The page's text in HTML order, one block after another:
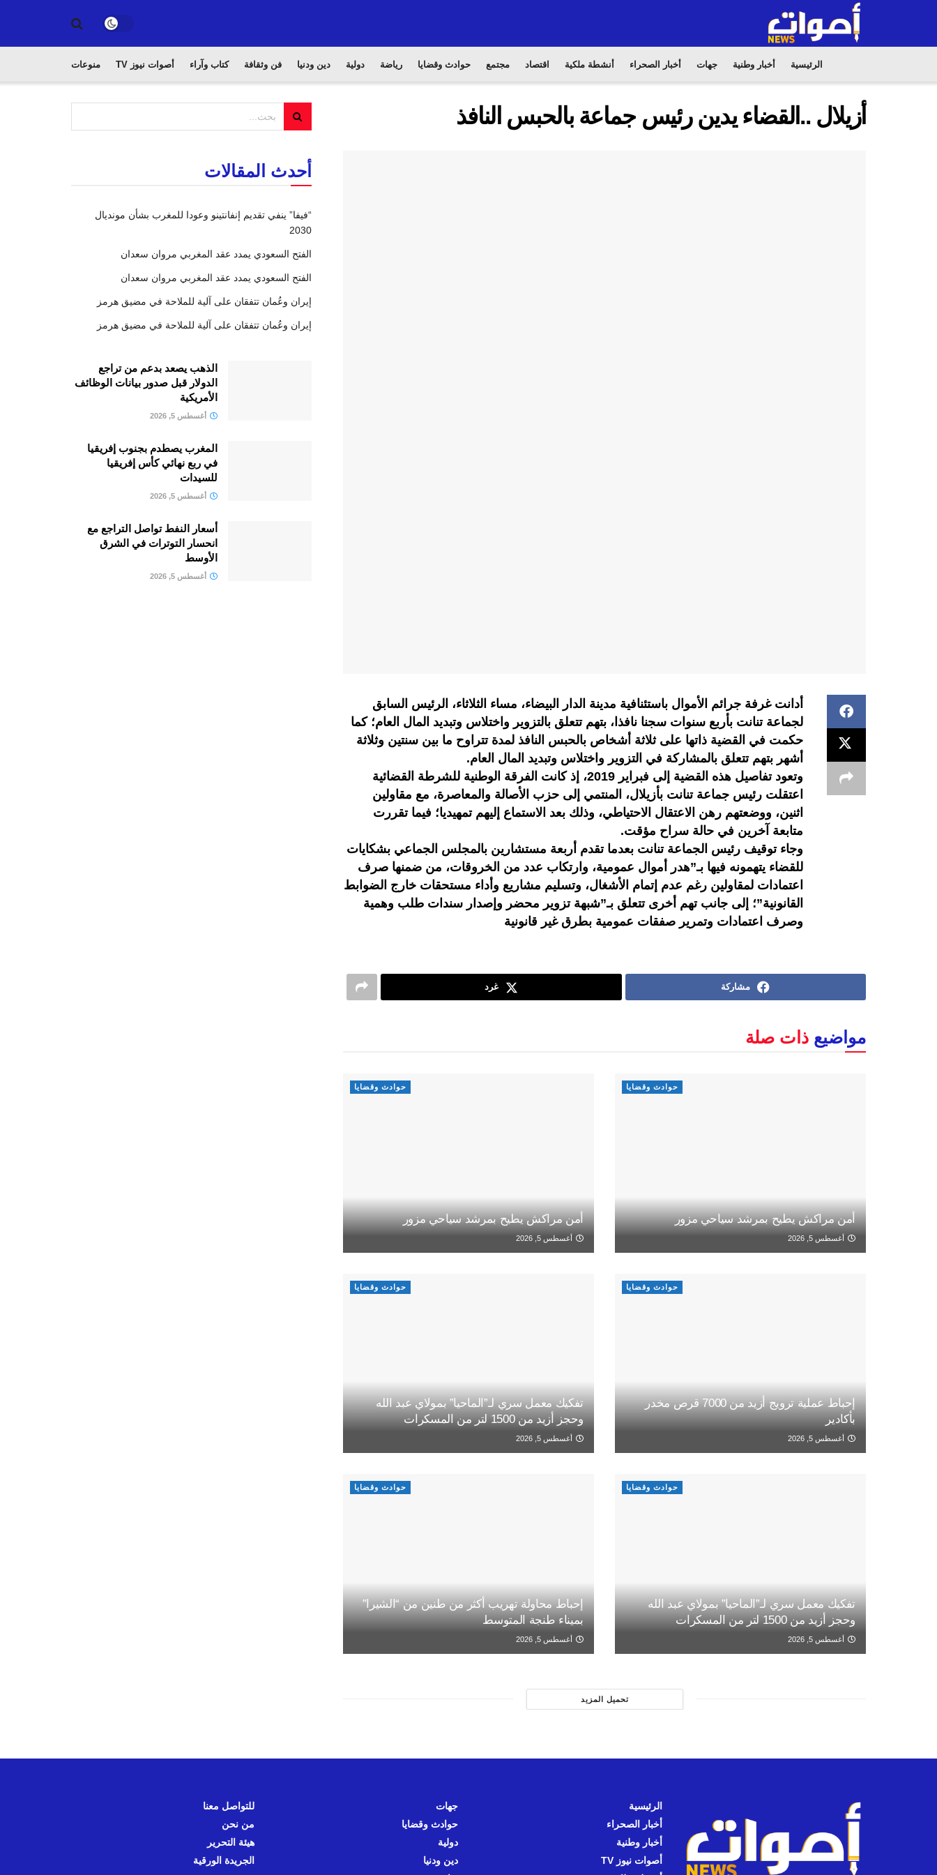
الرئيسية أخبار وطنية جهات أخبار الصحراء أنشطة ملكية اقتصاد مجتمع حوادث وقضايا رياضة دولية دين ودنيا فن وثقافة كتاب وآراء أصوات نيوز TV منوعات
أزيلال ..القضاء يدين رئيس جماعة بالحبس النافذ
أدانت غرفة جرائم الأموال باستئنافية مدينة الدار البيضاء، مساء الثلاثاء، الرئيس السابق
لجماعة تنانت بأربع سنوات سجنا نافذا، بتهم تتعلق بالتزوير واختلاس وتبديد المال العام؛ كما
حكمت في القضية ذاتها على ثلاثة أشخاص بالحبس النافذ لمدة تتراوح ما بين سنتين وثلاثة
أشهر بتهم تتعلق بالمشاركة في التزوير واختلاس وتبديد المال العام.
وتعود تفاصيل هذه القضية إلى فبراير 2019، إذ كانت الفرقة الوطنية للشرطة القضائية
اعتقلت رئيس جماعة تنانت بأزيلال، المنتمي إلى حزب الأصالة والمعاصرة، مع مقاولين
اثنين، ووضعتهم رهن الاعتقال الاحتياطي، وذلك بعد الاستماع إليهم تمهيديا؛ فيما تقررت
متابعة آخرين في حالة سراح مؤقت.
وجاء توقيف رئيس الجماعة تنانت بعدما تقدم أربعة مستشارين بالمجلس الجماعي بشكايات
للقضاء يتهمونه فيها بـ”هدر أموال عمومية، وارتكاب عدد من الخروقات، من ضمنها صرف
اعتمادات لمقاولين رغم عدم إتمام الأشغال، وتسليم مشاريع وأداء مستحقات خارج الضوابط
القانونية”؛ إلى جانب تهم أخرى تتعلق بـ”شبهة تزوير محضر وإصدار سندات طلب وهمية
وصرف اعتمادات وتمرير صفقات عمومية بطرق غير قانونية
مشاركة غرد
مواضيع ذات صلة
حوادث وقضايا
أمن مراكش يطيح بمرشد سياحي مزور
أغسطس 5, 2026
حوادث وقضايا
أمن مراكش يطيح بمرشد سياحي مزور
أغسطس 5, 2026
حوادث وقضايا
إحباط عملية ترويج أزيد من 7000 قرص مخدر
بأكادير
أغسطس 5, 2026
حوادث وقضايا
تفكيك معمل سري لـ”الماحيا” بمولاي عبد الله
وحجز أزيد من 1500 لتر من المسكرات
أغسطس 5, 2026
حوادث وقضايا
تفكيك معمل سري لـ”الماحيا” بمولاي عبد الله
وحجز أزيد من 1500 لتر من المسكرات
أغسطس 5, 2026
حوادث وقضايا
إحباط محاولة تهريب أكثر من طنين من “الشيرا”
بميناء طنجة المتوسط
أغسطس 5, 2026
تحميل المزيد
أحدث المقالات
“فيفا” ينفي تقديم إنفانتينو وعودا للمغرب بشأن مونديال
2030
الفتح السعودي يمدد عقد المغربي مروان سعدان
الفتح السعودي يمدد عقد المغربي مروان سعدان
إيران وعُمان تتفقان على آلية للملاحة في مضيق هرمز
إيران وعُمان تتفقان على آلية للملاحة في مضيق هرمز
الذهب يصعد بدعم من تراجع
الدولار قبل صدور بيانات الوظائف
الأمريكية
أغسطس 5, 2026
المغرب يصطدم بجنوب إفريقيا
في ربع نهائي كأس إفريقيا
للسيدات
أغسطس 5, 2026
أسعار النفط تواصل التراجع مع
انحسار التوترات في الشرق
الأوسط
أغسطس 5, 2026
الرئيسية
أخبار الصحراء
أخبار وطنية
أصوات نيوز TV
جهات
حوادث وقضايا
دولية
دين ودنيا
للتواصل معنا
من نحن
هيئة التحرير
الجريدة الورقية